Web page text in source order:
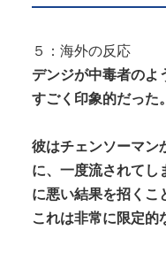
５：海外の反応
デンジが中毒者のよ
すごく印象的だった。
彼はチェンソーマン
に、一度流されてし
に悪い結果を招くこ
これは非常に限定的